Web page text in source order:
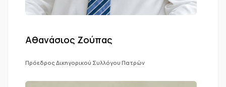
Αθανάσιος Ζούπας
Πρόεδρος Δικηγορικού Συλλόγου Πατρών